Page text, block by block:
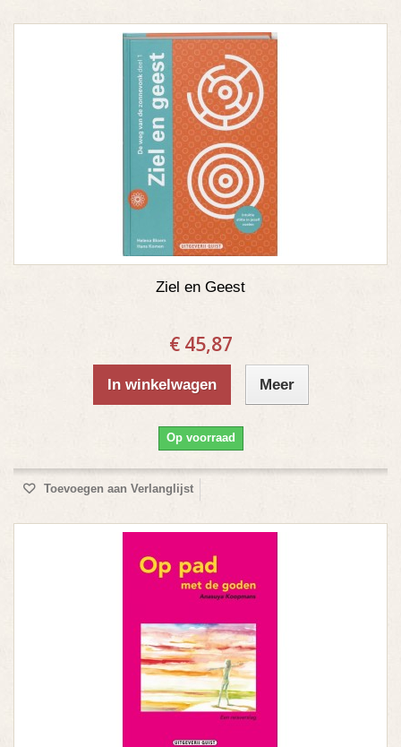
Ziel en Geest
€ 45,87
In winkelwagen Meer
Op voorraad
Toevoegen aan Verlanglijst